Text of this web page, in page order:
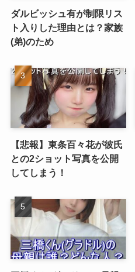
ダルビッシュ有が制限リス
ト入りした理由とは？家族
(弟)のため
【悲報】東条百々花が彼氏
との2ショット写真を公開
してしまう！